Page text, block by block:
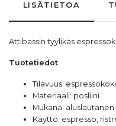
LISÄTIETOA
Attibassin tyylikäs
Tuotetiedot
Tilavuus:
Materiaali: posliini
Mukana: aluslautanen
Käyttö: espresso,